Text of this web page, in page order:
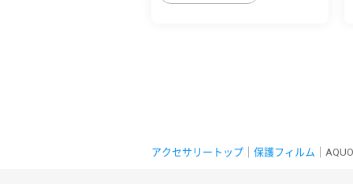
アクセサリートップ 保護フィルム ｜